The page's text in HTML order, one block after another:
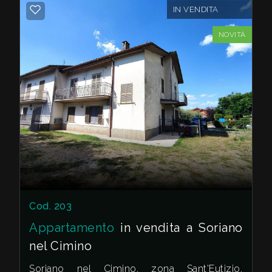
e confortevole in una zona tranquilla.
IN VENDITA
NOVITÀ
Cod. 203
Appartamento in vendita a Soriano
nel Cimino
Soriano nel Cimino, zona Sant'Eutizio,